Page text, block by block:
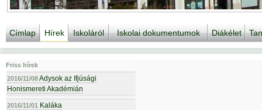
Címlap Hírek Iskoláról Iskolai dokumentumok Diákélet
Friss hírek
2016/11/08Adysok az Ifjúsági
Honismereti Akadémián
2016/11/01 Kaláka